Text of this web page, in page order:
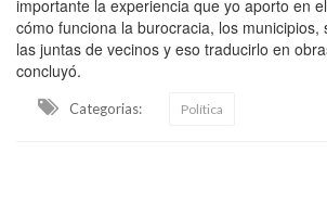
importante la experiencia que yo aporto en
cómo funciona la burocracia, los municipios,
las juntas de vecinos y eso traducirlo en
concluyó.
Categorias: Política